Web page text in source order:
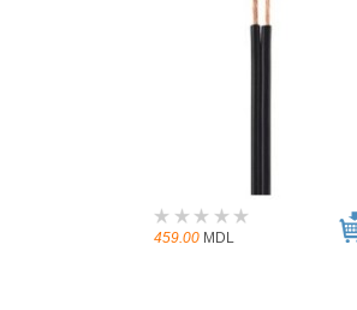
459.00 MDL